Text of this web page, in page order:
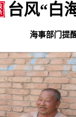
台风“白
海事部门提